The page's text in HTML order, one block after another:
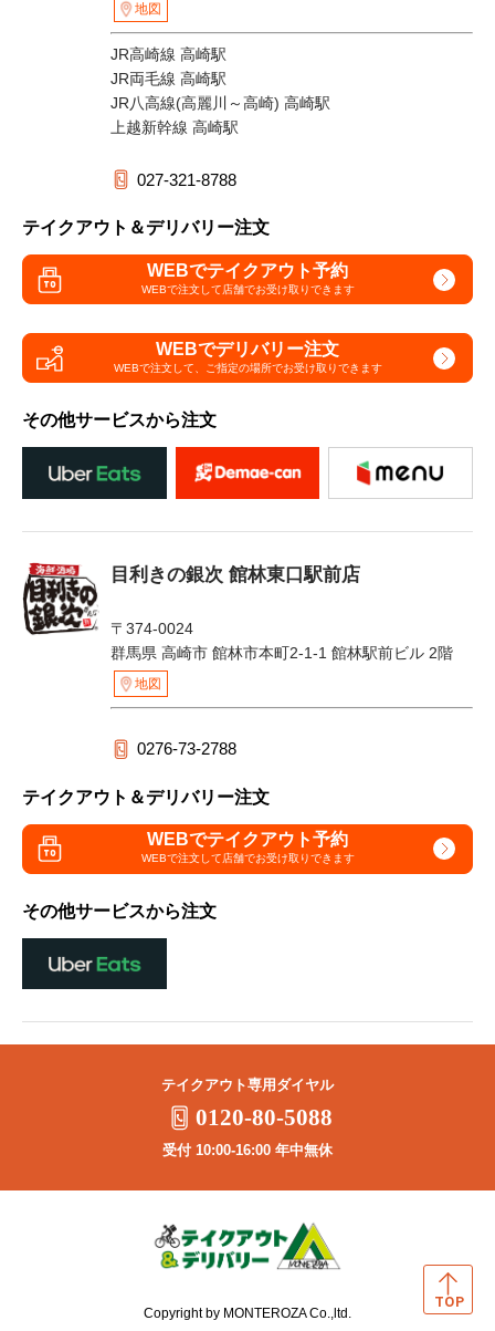
地図
JR高崎線 高崎駅
JR両毛線 高崎駅
JR八高線(高麗川～高崎) 高崎駅
上越新幹線 高崎駅
027-321-8788
テイクアウト＆デリバリー注文
WEBでテイクアウト予約
WEBで注文して店舗でお受け取りできます
WEBでデリバリー注文
WEBで注文して、 ご指定の場所でお受け取りできます
その他サービスから注文
目利きの銀次 館林東口駅前店
〒374-0024
群馬県 高崎市 館林市本町2-1-1 館林駅前ビル 2階
地図
0276-73-2788
テイクアウト＆デリバリー注文
WEBでテイクアウト予約
WEBで注文して店舗でお受け取りできます
その他サービスから注文
テイクアウト専用ダイヤル
0120-80-5088
受付 10:00-16:00 年中無休
Copyright by MONTEROZA Co.,ltd.